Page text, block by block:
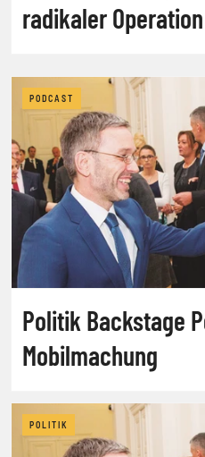
radikaler Operation
PODCAST
Politik Backstage
Mobilmachung
POLITIK